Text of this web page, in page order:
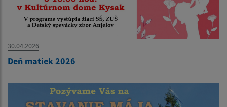
30.04.2026
Deň matiek 2026